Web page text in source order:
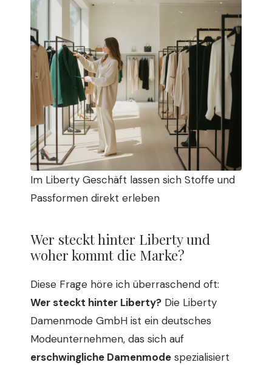
Im Liberty Geschäft lassen sich Stoffe und
Passformen direkt erleben
Wer steckt hinter Liberty und
woher kommt die Marke?
Diese Frage höre ich überraschend oft:
Wer steckt hinter Liberty? Die Liberty
Damenmode GmbH ist ein deutsches
Modeunternehmen, das sich auf
erschwingliche Damenmode spezialisiert